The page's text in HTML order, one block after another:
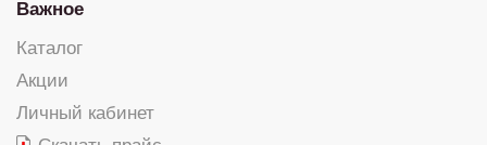
Важное
Каталог
Акции
Личный кабинет